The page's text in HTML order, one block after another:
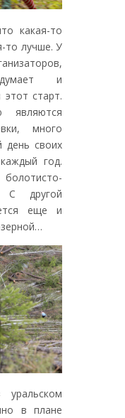
какая-то
то лучше. У
думает и
старт.
являются
много
день своих
год.
С другой
еще и
в плане